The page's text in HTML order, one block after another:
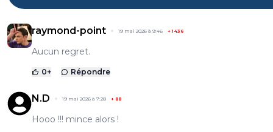
raymond-point 19 mai 2026 à 9:46 +1436
Aucun regret.
0+ Répondre
N.D 19 mai 2026 à 7:28 + 88
Hooo !!! mince alors !